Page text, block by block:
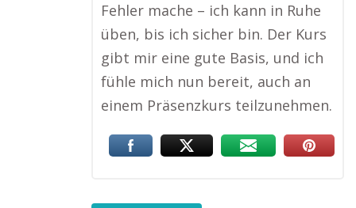
Fehler mache – ich kann in Ruhe
üben, bis ich sicher bin. Der Kurs
gibt mir eine gute Basis, und ich
fühle mich nun bereit, auch an
einem Präsenzkurs teilzunehmen.